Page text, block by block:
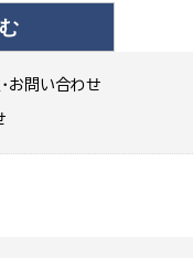
お問い合わせ